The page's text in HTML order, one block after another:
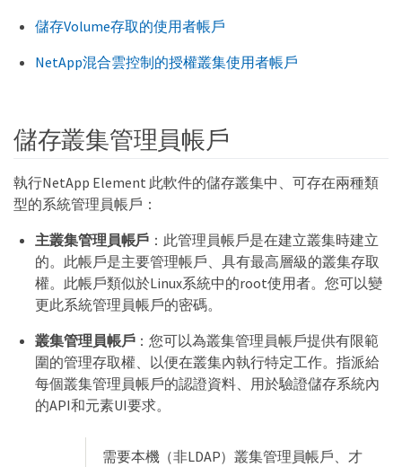
儲存Volume存取的使用者帳戶
NetApp混合雲控制的授權叢集使用者帳戶
儲存叢集管理員帳戶
執行NetApp Element 此軟件的儲存叢集中、可存在兩種類
型的系統管理員帳戶：
主叢集管理員帳戶 ：此管理員帳戶是在建立叢集時建立
的。此帳戶是主要管理帳戶、具有最高層級的叢集存取
權。此帳戶類似於Linux系統中的root使用者。您可以變
更此系統管理員帳戶的密碼。
叢集管理員帳戶：您可以為叢集管理員帳戶提供有限範
圍的管理存取權、以便在叢集內執行特定工作。指派給
每個叢集管理員帳戶的認證資料、用於驗證儲存系統內
的API和元素UI要求。
需要本機（非LDAP）叢集管理員帳戶、才